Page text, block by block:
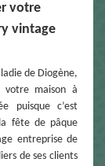
votre
vintage
de Diogène,
votre maison à
puisque c’est
fête de pâque
entreprise de
de ses clients